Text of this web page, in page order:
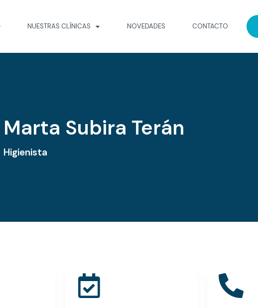
NUESTRAS CLÍNICAS NOVEDADES CONTACTO
Marta Subira Terán
Higienista